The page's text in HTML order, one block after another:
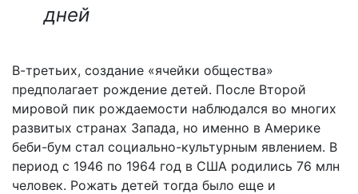
дней
В-третьих, создание «ячейки общества»
предполагает рождение детей. После Второй
мировой пик рождаемости наблюдался во многих
развитых странах Запада, но именно в Америке
беби-бум стал социально-культурным явлением. В
период с 1946 по 1964 год в США родились 76 млн
человек. Рожать детей тогда было еще и